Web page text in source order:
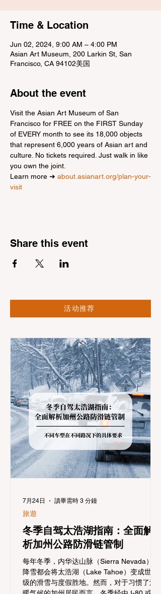
Time & Location
Jun 02, 2024, 9:00 AM – 4:00 PM
Asian Art Museum, 200 Larkin St, San
Francisco, CA 94102美国
About the event
Visit the Asian Art Museum of San
Francisco for FREE on the FIRST Sunday
of EVERY month to see its 18,000 objects
that represent 6,000 years of Asian art and
culture. No tickets required. Just walk in like
you own the joint.
Learn more ➜ about.asianart.org/plan-your-
visit
Share this event
活动推荐
冬季自驾太浩湖指南：全面解
析加州公路防滑链管制
每年冬季，内华达山脉（Sierra Nevada）的
降雪都会将太浩湖（Lake Tahoe）变成世界
级的滑雪与度假胜地。然而，对于习惯了温
旅遊
7月24日 讀畢需時 3 分鐘